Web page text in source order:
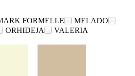
FORMELLE
MELADO
ORHIDEJA
VALERIA